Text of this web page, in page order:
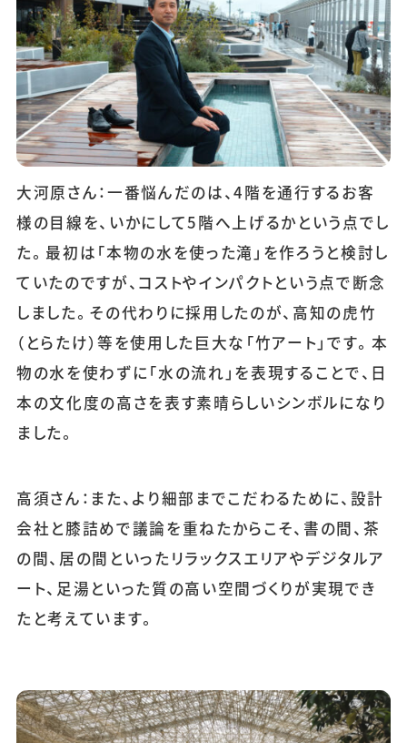
大河原さん：一番悩んだのは、4階を通行するお客
様の目線を、いかにして5階へ上げるかという点でし
た。最初は「本物の水を使った滝」を作ろうと検討し
ていたのですが、コストやインパクトという点で断念
しました。その代わりに採用したのが、高知の虎竹
（とらたけ）等を使用した巨大な「竹アート」です。本
物の水を使わずに「水の流れ」を表現することで、日
本の文化度の高さを表す素晴らしいシンボルになり
ました。
高須さん：また、より細部までこだわるために、設計
会社と膝詰めで議論を重ねたからこそ、書の間、茶
の間、居の間といったリラックスエリアやデジタルア
ート、足湯といった質の高い空間づくりが実現でき
たと考えています。